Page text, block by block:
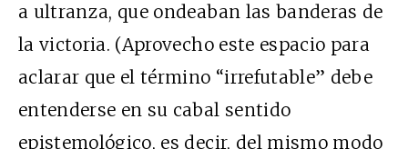
a ultranza, que ondeaban las banderas de
la victoria. (Aprovecho este espacio para
aclarar que el término “irrefutable” debe
entenderse en su cabal sentido
epistemológico, es decir, del mismo modo